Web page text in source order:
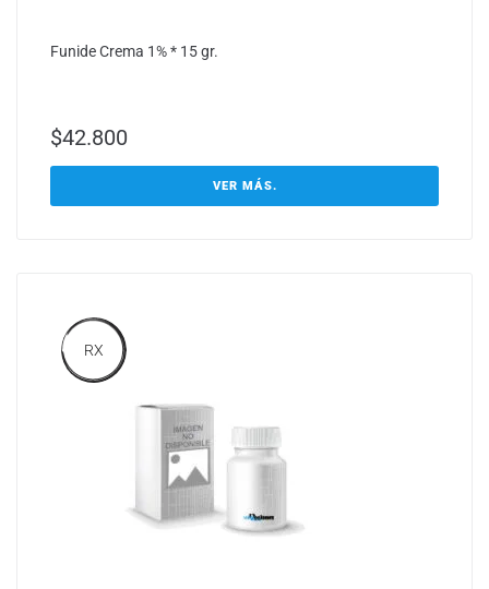
Funide Crema 1% * 15 gr.
$42.800
VER MÁS.
RX